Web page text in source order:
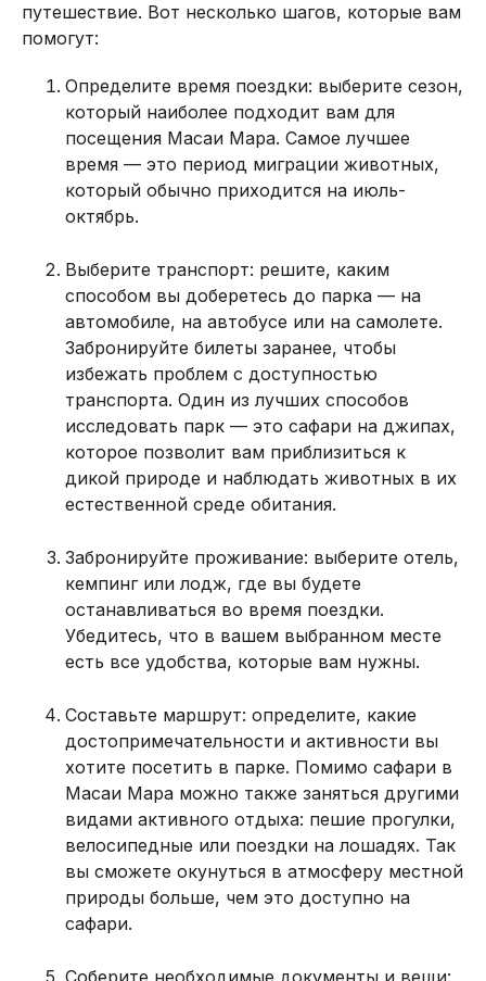
путешествие. Вот несколько шагов, которые вам
помогут:
Определите время поездки: выберите сезон,
который наиболее подходит вам для
посещения Масаи Мара. Самое лучшее
время — это период миграции животных,
который обычно приходится на июль-
октябрь.
Выберите транспорт: решите, каким
способом вы доберетесь до парка — на
автомобиле, на автобусе или на самолете.
Забронируйте билеты заранее, чтобы
избежать проблем с доступностью
транспорта. Один из лучших способов
исследовать парк — это сафари на джипах,
которое позволит вам приблизиться к
дикой природе и наблюдать животных в их
естественной среде обитания.
Забронируйте проживание: выберите отель,
кемпинг или лодж, где вы будете
останавливаться во время поездки.
Убедитесь, что в вашем выбранном месте
есть все удобства, которые вам нужны.
Составьте маршрут: определите, какие
достопримечательности и активности вы
хотите посетить в парке. Помимо сафари в
Масаи Мара можно также заняться другими
видами активного отдыха: пешие прогулки,
велосипедные или поездки на лошадях. Так
вы сможете окунуться в атмосферу местной
природы больше, чем это доступно на
сафари.